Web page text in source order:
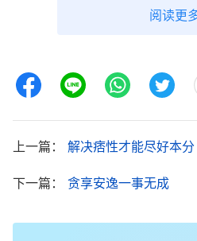
人信神的观点一说出来简
一 神的显现与作工・你为什么
一点肉体安逸吗？这不是最
人，是享受撒但的人。你盼
阅读更
上一篇： 解决痞性才能尽好本分
下一篇： 贪享安逸一事无成